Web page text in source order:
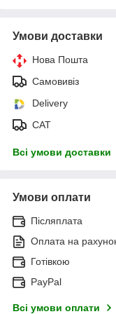
Умови доставки
Нова Пошта
Самовивіз
Delivery
САТ
Всі умови доставки
Умови оплати
Післяплата
Оплата на
Готівкою
PayPal
Всі умови оплати